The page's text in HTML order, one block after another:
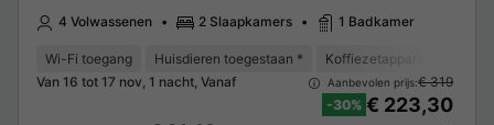
4 Volwassenen 2 Slaapkamers 1 Badkamer
Wi-Fi toegang Huisdieren toegestaan * Koffiezetapparaat
Van 16 tot 17 nov, 1 nacht, Vanaf
Aanbevolen prijs:€ 319
-30% € 223,30